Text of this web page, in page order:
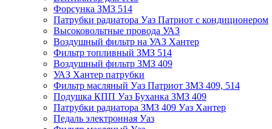
Форсунка ЗМЗ 514
Патрубки радиатора Уаз Патриот с кондиционером
Высоковольтные провода УАЗ
Воздушный фильтр на УАЗ Хантер
Фильтр топливный ЗМЗ 514
Воздушный фильтр ЗМЗ 409
УАЗ Хантер патрубки
Фильтр масляный Уаз Патриот ЗМЗ 409, 514
Подушка КПП Уаз Буханка ЗМЗ 409
Патрубки радиатора ЗМЗ 409 Уаз Хантер
Педаль электронная Уаз